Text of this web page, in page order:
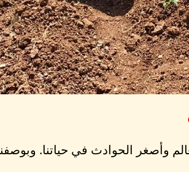
وأصغر الحوادث في حياتنا. وبوصفنا